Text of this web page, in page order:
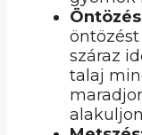
száraz
talaj